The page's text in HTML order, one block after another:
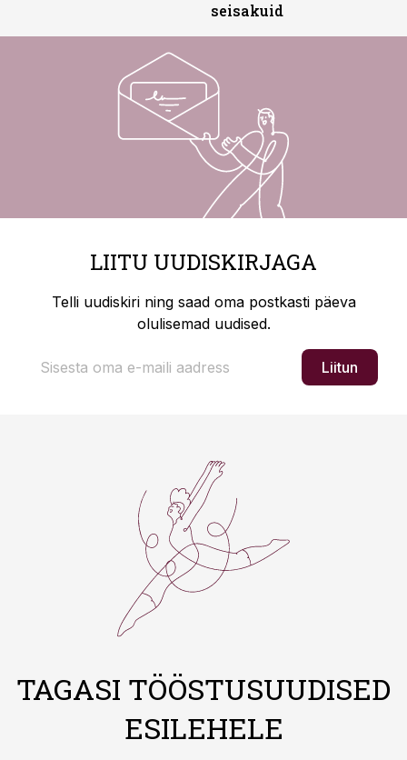
seisakuid
LIITU UUDISKIRJAGA
Telli uudiskiri ning saad oma postkasti päeva
olulisemad uudised.
Liitun
TAGASI TÖÖSTUSUUDISED
ESILEHELE